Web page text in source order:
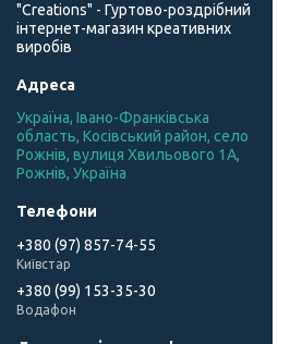
"Creations" - Гуртово-роздрібний
інтернет-магазин креативних
виробів
Україна, Івано-Франківська
область, Косівський район, село
Рожнів, вулиця Хвильового 1А,
Рожнів, Україна
+380 (97) 857-74-55
Київстар
+380 (99) 153-35-30
Водафон